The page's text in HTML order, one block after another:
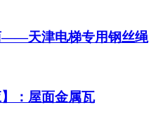
——天津电梯专用钢丝绳
：屋面金属瓦